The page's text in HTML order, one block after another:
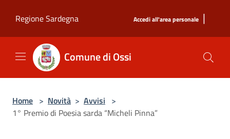
Regione Sardegna
Accedi all'area personale |
Comune di Ossi
Home > Novità > Avvisi >
1° Premio di Poesia sarda “Micheli Pinna”